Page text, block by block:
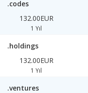
.codes
132.00EUR
1 Yıl
.holdings
132.00EUR
1 Yıl
.ventures